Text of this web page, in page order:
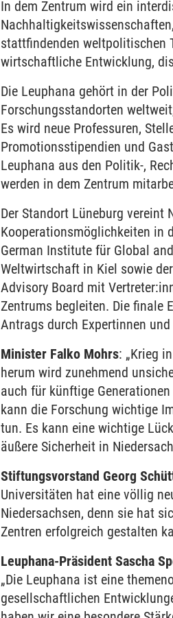
In dem Zentrum wird ein
stattfindenden weltpolitischen
wirtschaftliche Entwicklung,
Die Leuphana gehört in der
Forschungsstandorten
Es wird neue Professuren,
Promotionsstipendien und
Leuphana aus den Politik-,
werden in dem Zentrum
Der Standort Lüneburg
Kooperationsmöglichkeiten in
German Institute für Global
Weltwirtschaft in Kiel sowie
Advisory Board mit
Zentrums begleiten. Die finale
Antrags durch Expertinnen und
Minister Falko Mohrs: „Krieg
herum wird zunehmend
auch für künftige
kann die Forschung wichtige
tun. Es kann eine wichtige
äußere Sicherheit in
Stiftungsvorstand Georg
Universitäten hat eine völlig
Niedersachsen, denn sie hat
Zentren erfolgreich gestalten
Leuphana-Präsident Sascha
„Die Leuphana ist eine
gesellschaftlichen